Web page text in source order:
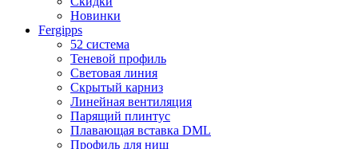
Новинки
Fergipps
52 система
Теневой профиль
Световая линия
Скрытый карниз
Линейная вентиляция
Парящий плинтус
Плавающая вставка DML
Профиль для ниш